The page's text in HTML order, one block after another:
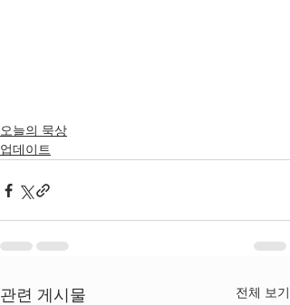
오늘의 묵상
업데이트
관련 게시물 전체 보기